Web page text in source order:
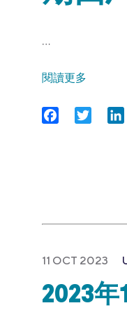
…
閱讀更多
FacebookTwitter
11 OCT 2023
2023年